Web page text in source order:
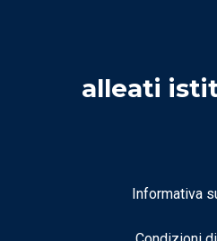
alleati
Informativa